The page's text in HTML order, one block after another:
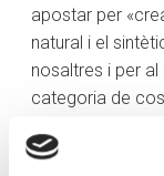
apostar per
natural i el
nosaltres i per al
categoria de